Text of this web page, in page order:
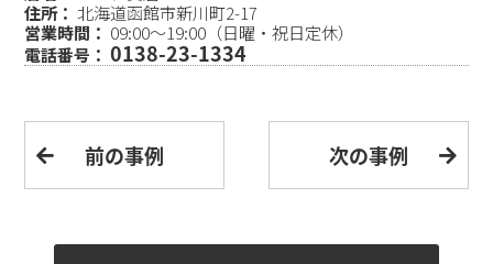
住所： 北海道函館市新川町2-17
営業時間： 09:00〜19:00（日曜・祝日定休）
電話番号： 0138-23-1334
前の事例 次の事例